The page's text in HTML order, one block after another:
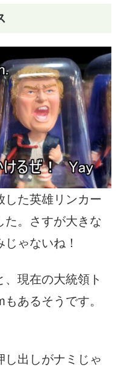
した英雄リンカー
た。さすが大きな
ゃないね！
現在の大統領ト
あるそうです。
し出しがナミじゃ